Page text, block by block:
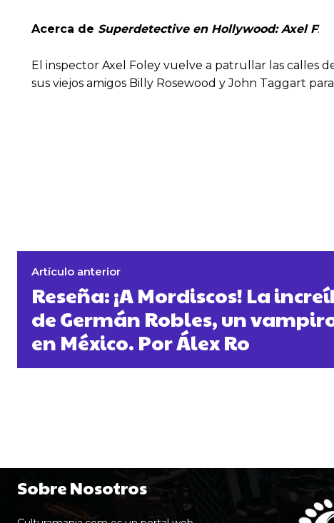
Acerca de Superdetective en Hollywood: Axel F:
El inspector Axel Foley vuelve a patrullar las calles
sus viejos amigos Billy Rosewood y John Taggart
Artículo anterior
Reseña: ¡A Mordiscos! La
de Germán Robles, un
en México. Por Álex Ro
Sobre Nosotros